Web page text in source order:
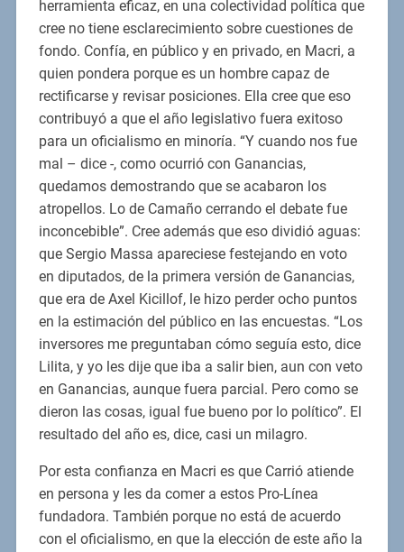
herramienta eficaz, en una colectividad política que
cree no tiene esclarecimiento sobre cuestiones de
fondo. Confía, en público y en privado, en Macri, a
quien pondera porque es un hombre capaz de
rectificarse y revisar posiciones. Ella cree que eso
contribuyó a que el año legislativo fuera exitoso
para un oficialismo en minoría. “Y cuando nos fue
mal – dice -, como ocurrió con Ganancias,
quedamos demostrando que se acabaron los
atropellos. Lo de Camaño cerrando el debate fue
inconcebible”. Cree además que eso dividió aguas:
que Sergio Massa apareciese festejando en voto
en diputados, de la primera versión de Ganancias,
que era de Axel Kicillof, le hizo perder ocho puntos
en la estimación del público en las encuestas. “Los
inversores me preguntaban cómo seguía esto, dice
Lilita, y yo les dije que iba a salir bien, aun con veto
en Ganancias, aunque fuera parcial. Pero como se
dieron las cosas, igual fue bueno por lo político”. El
resultado del año es, dice, casi un milagro.
Por esta confianza en Macri es que Carrió atiende
en persona y les da comer a estos Pro-Línea
fundadora. También porque no está de acuerdo
con el oficialismo, en que la elección de este año la